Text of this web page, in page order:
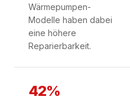
Wärmepumpen-
Modelle haben dabei
eine höhere
Reparierbarkeit.
42%